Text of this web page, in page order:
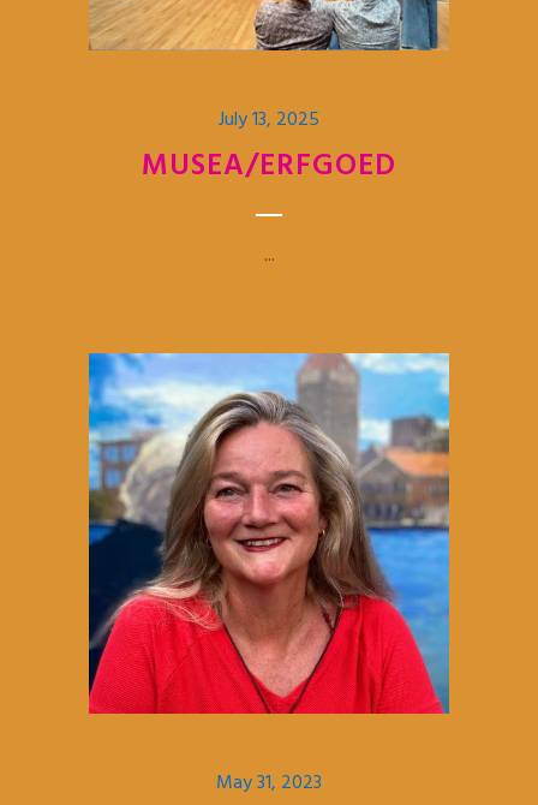
July 13, 2025
MUSEA/ERFGOED
...
May 31, 2023